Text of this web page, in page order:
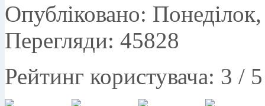
Опубліковано:
Перегляди: 45828
Рейтинг користувача: 3 / 5